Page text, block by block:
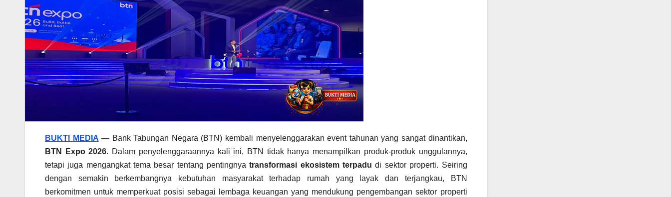
BUKTI MEDIA — Bank Tabungan Negara (BTN) kembali menyelenggarakan event tahunan yang sangat dinantikan,
BTN Expo 2026. Dalam penyelenggaraannya kali ini, BTN tidak hanya menampilkan produk-produk unggulannya,
tetapi juga mengangkat tema besar tentang pentingnyatransformasi ekosistem terpadu di sektor properti. Seiring
dengan semakin berkembangnya kebutuhan masyarakat terhadap rumah yang layak dan terjangkau, BTN
berkomitmen untuk memperkuat posisi sebagai lembaga keuangan yang mendukung pengembangan sektor properti